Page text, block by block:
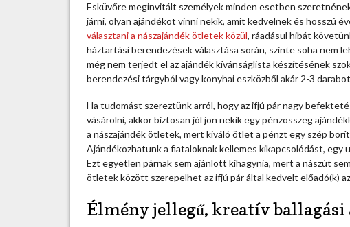
d
i
,
l
e
l
y
n
á
Esküvőre meginvitált személyek minden esetben
járni, olyan ajándékot vinni nekik, amit kedvelnek és hosszú
választani a nászajándék ötletek közül, ráadásul hibát
háztartási berendezések választása során, szinte soha nem
még nem terjedt el az ajándék kívánságlista készítésének
berendezési tárgyból vagy konyhai eszközből akár 2-3
Ha tudomást szereztünk arról, hogy az ifjú pár nagy
vásárolni, akkor biztosan jól jön nekik egy pénzösszeg
a nászajándék ötletek, mert kiváló ötlet a pénzt egy szép
Ajándékozhatunk a fiataloknak kellemes kikapcsolódást, egy
Ezt egyetlen párnak sem ajánlott kihagynia, mert a nászút
ötletek között szerepelhet az ifjú pár által kedvelt előadó(k)
Élmény jellegű, kreatív ballagási